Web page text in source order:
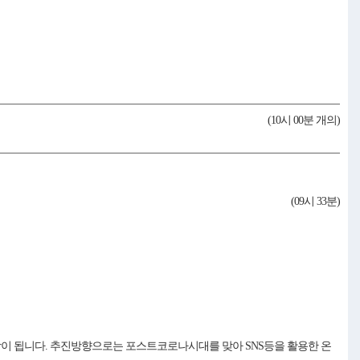
(10시 00분 개의)
(09시 33분)
됩니다. 추진방향으로는 포스트코로나시대를 맞아 SNS등을 활용한 온